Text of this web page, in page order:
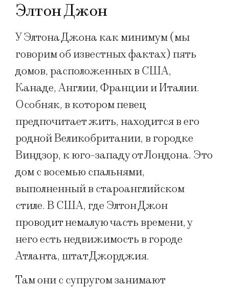
Элтон Джон
У Элтона Джона как минимум (мы
говорим об известных фактах) пять
домов, расположенных в США,
Канаде, Англии, Франции и Италии.
Особняк, в котором певец
предпочитает жить, находится в его
родной Великобритании, в городке
Виндзор, к юго-западу от Лондона. Это
дом с восемью спальнями,
выполненный в староанглийском
стиле. В США, где Элтон Джон
проводит немалую часть времени, у
него есть недвижимость в городе
Атланта, штат Джорджия.
Там они с супругом занимают